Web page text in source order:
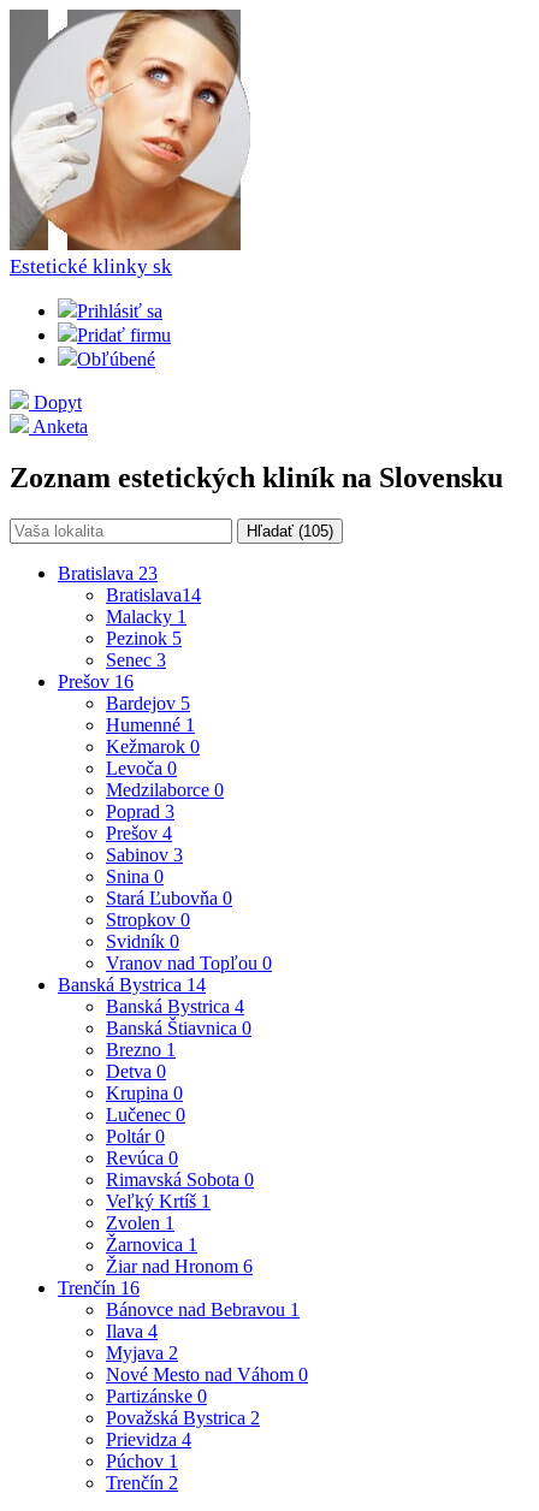
Estetické klinky sk
Prihlásiť sa
Pridať firmu
Obľúbené
Dopyt
Anketa
Zoznam estetických kliník na Slovensku
Hľadať (105)
Bratislava 23
Bratislava14
Malacky 1
Pezinok 5
Senec 3
Prešov 16
Bardejov 5
Humenné 1
Kežmarok 0
Levoča 0
Medzilaborce 0
Poprad 3
Prešov 4
Sabinov 3
Snina 0
Stará Ľubovňa 0
Stropkov 0
Svidník 0
Vranov nad Topľou 0
Banská Bystrica 14
Banská Bystrica 4
Banská Štiavnica 0
Brezno 1
Detva 0
Krupina 0
Lučenec 0
Poltár0
Revúca 0
Rimavská Sobota 0
Veľký Krtíš 1
Zvolen 1
Žarnovica 1
Žiar nad Hronom 6
Trenčín 16
Bánovce nad Bebravou 1
Ilava 4
Myjava 2
Nové Mesto nad Váhom 0
Partizánske 0
Považská Bystrica 2
Prievidza 4
Púchov 1
Trenčín 2